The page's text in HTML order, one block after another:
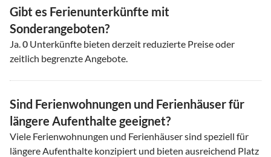
Gibt es Ferienunterkünfte mit
Sonderangeboten?
Ja.0 Unterkünfte bieten derzeit reduzierte Preise oder
zeitlich begrenzte Angebote.
Sind Ferienwohnungen und Ferienhäuser für
längere Aufenthalte geeignet?
Viele Ferienwohnungen und Ferienhäuser sind speziell für
längere Aufenthalte konzipiert und bieten ausreichend Platz